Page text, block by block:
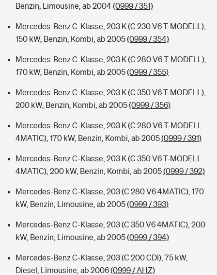
Benzin, Limousine, ab 2004(0999 / 351)
Mercedes-Benz C-Klasse, 203 K (C 230 V6 T-MODELL),
150 kW, Benzin, Kombi, ab 2005(0999 / 354)
Mercedes-Benz C-Klasse, 203 K (C 280 V6 T-MODELL),
170 kW, Benzin, Kombi, ab 2005(0999 / 355)
Mercedes-Benz C-Klasse, 203 K (C 350 V6 T-MODELL),
200 kW, Benzin, Kombi, ab 2005(0999 / 356)
Mercedes-Benz C-Klasse, 203 K (C 280 V6 T-MODELL
4MATIC), 170 kW, Benzin, Kombi, ab 2005(0999 / 391)
Mercedes-Benz C-Klasse, 203 K (C 350 V6 T-MODELL
4MATIC), 200 kW, Benzin, Kombi, ab 2005(0999 / 392)
Mercedes-Benz C-Klasse, 203 (C 280 V6 4MATIC), 170
kW, Benzin, Limousine, ab 2005(0999 / 393)
Mercedes-Benz C-Klasse, 203 (C 350 V6 4MATIC), 200
kW, Benzin, Limousine, ab 2005(0999 / 394)
Mercedes-Benz C-Klasse, 203 (C 200 CDI), 75 kW,
Diesel, Limousine, ab 2006(0999 / AHZ)